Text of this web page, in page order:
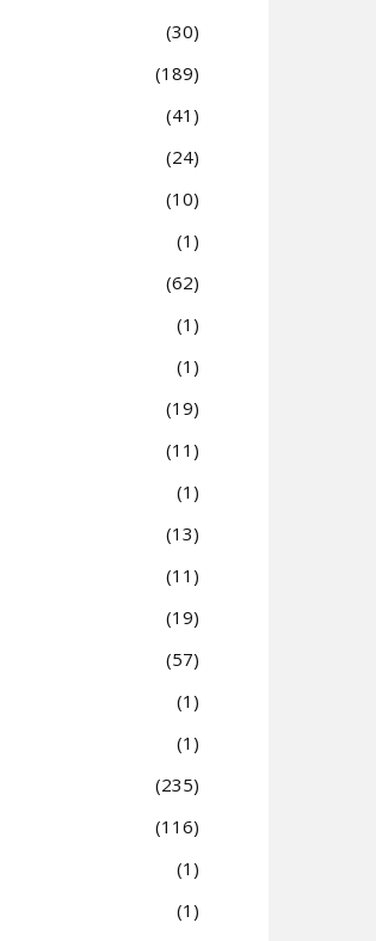
30
189
41
24
10
1
62
1
1
19
11
1
13
11
19
57
1
1
235
116
1
1